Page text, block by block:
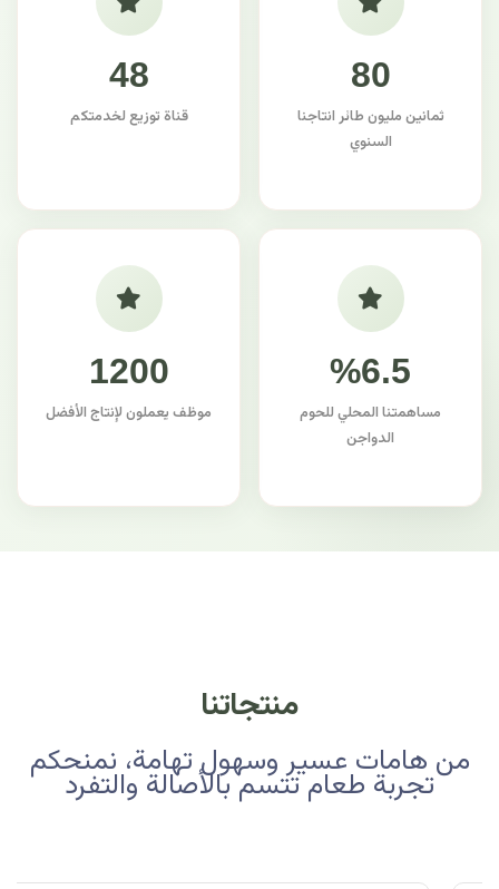
80
ثمانين مليون طائر انتاجنا
السنوي
48
قناة توزيع لخدمتكم
%6.5
مساهمتنا المحلي للحوم
الدواجن
1200
موظف يعملون لإنتاج الأفضل
منتجاتنا
من هامات عسير وسهول تهامة، نمنحكم
تجربة طعام تتسم بالأصالة والتفرد